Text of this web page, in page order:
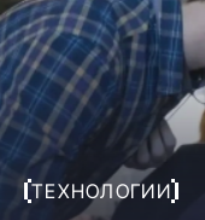
ТЕХНОЛОГИИ